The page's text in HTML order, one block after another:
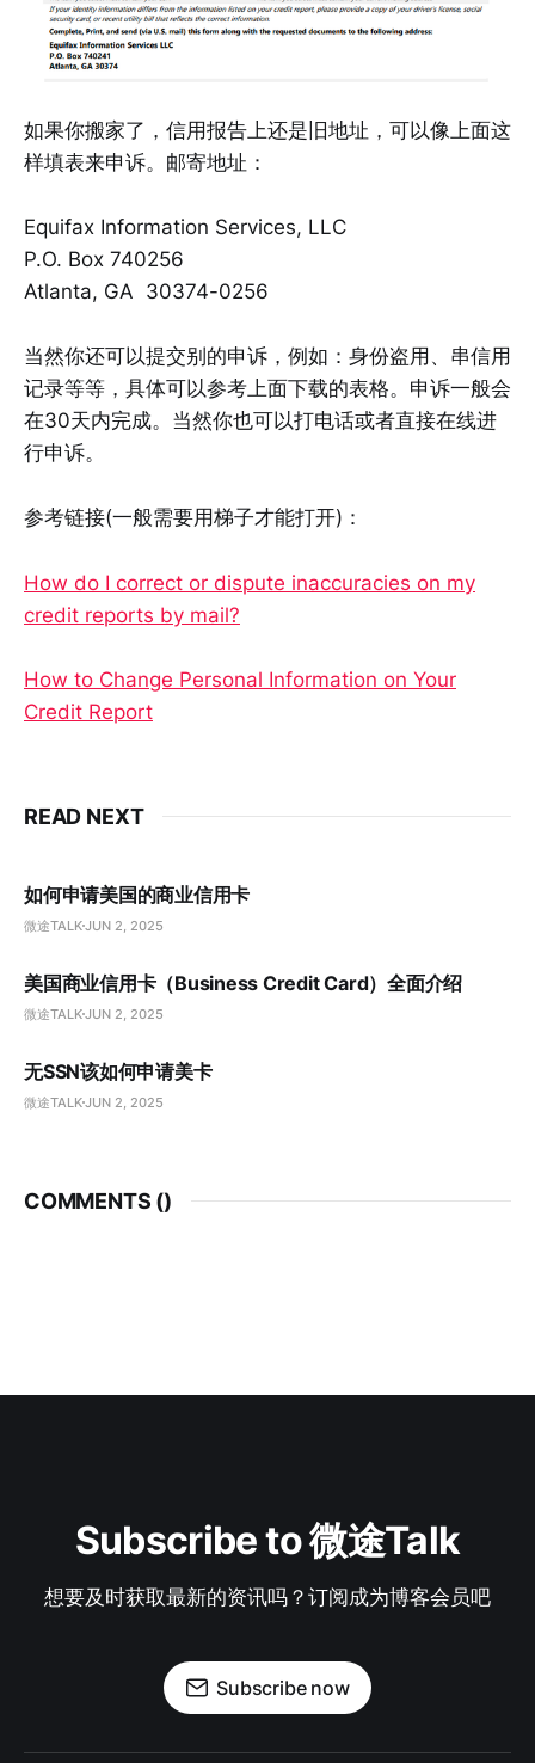
如果你搬家了，信用报告上还是旧地址，可以像上面这
样填表来申诉。邮寄地址：
Equifax Information Services, LLC
P.O. Box 740256
Atlanta, GA 30374-0256
当然你还可以提交别的申诉，例如：身份盗用、串信用
记录等等，具体可以参考上面下载的表格。申诉一般会
在30天内完成。当然你也可以打电话或者直接在线进
行申诉。
参考链接(一般需要用梯子才能打开)：
How do I correct or dispute inaccuracies on my
credit reports by mail?
How to Change Personal Information on Your
Credit Report
READ NEXT
如何申请美国的商业信用卡
微途TALKJUN 2, 2025
美国商业信用卡（Business Credit Card）全面介绍
微途TALKJUN 2, 2025
无SSN该如何申请美卡
微途TALKJUN 2, 2025
COMMENTS ()
Subscribe to 微途Talk
想要及时获取最新的资讯吗？订阅成为博客会员吧
Subscribe now